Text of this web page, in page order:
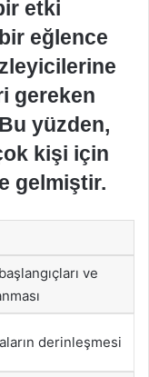
etki
eğlence
gereken
yüzden,
kişi için
gelmiştir.
ve
derinleşmesi